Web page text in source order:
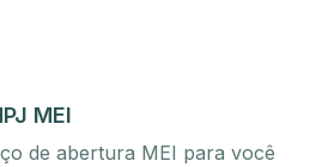
MEI
de abertura MEI para você